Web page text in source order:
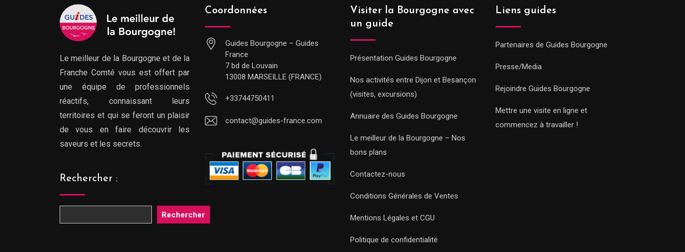
Le meilleur de la Bourgogne et de la
Franche Comté vous est offert par
une équipe de professionnels
réactifs, connaissant leurs
territoires et qui se feront un plaisir
de vous en faire découvrir les
saveurs et les secrets.
Rechercher :
Rechercher
Coordonnées
Guides Bourgogne – Guides
France
7 bd de Louvain
13008 MARSEILLE (FRANCE)
+33744750411
contact@guides-france.com
Visiter la Bourgogne avec
un guide
Présentation Guides Bourgogne
Nos activités entre Dijon et Besançon
(visites, excursions)
Annuaire des Guides Bourgogne
Le meilleur de la Bourgogne – Nos
bons plans
Contactez-nous
Conditions Générales de Ventes
Mentions Légales et CGU
Politique de confidentialité
Liens guides
Partenaires de Guides Bourgogne
Presse/Media
Rejoindre Guides Bourgogne
Mettre une visite en ligne et
commencez à travailler !